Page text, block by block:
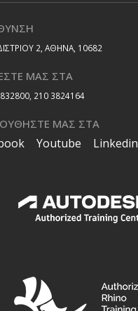
2, ΑΘΗΝΑ, 10682
ΜΑΣ ΣΤΑ
210 3824164
ΜΑΣ ΣΤΑ
Youtube Linkedin